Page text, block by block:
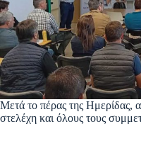
Μετά το πέρας της Ημερίδας,
στελέχη και όλους τους